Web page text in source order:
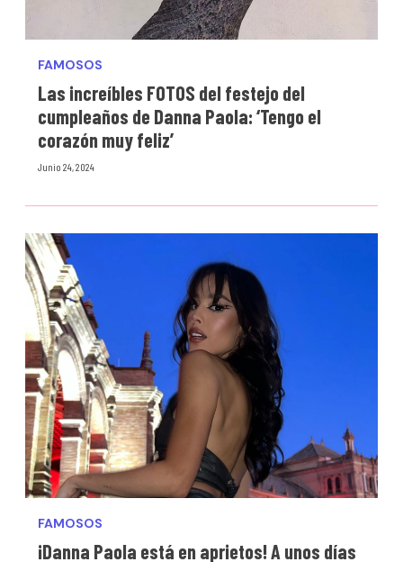
FAMOSOS
Las increíbles FOTOS del festejo del
cumpleaños de Danna Paola: ‘Tengo el
corazón muy feliz’
Junio 24, 2024
FAMOSOS
¡Danna Paola está en aprietos! A unos días